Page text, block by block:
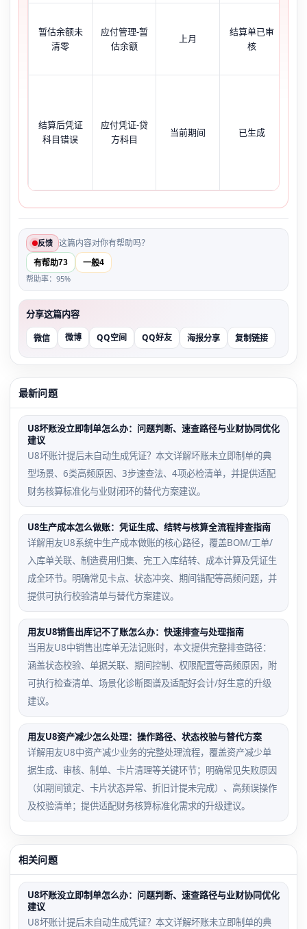
暂估余额未
清零
应付管理-暂
估余额
上月
结算单已审
核
结算后凭证
科目错误
应付凭证-贷
方科目
当前期间 已生成
反馈 这篇内容对你有帮助吗？
有帮助73 一般4
帮助率：95%
分享这篇内容
微信 微博 QQ空间 QQ好友 海报分享 复制链接
最新问题
U8坏账没立即制单怎么办：问题判断、速查路径与业财协同优化
建议
U8坏账计提后未自动生成凭证？本文详解坏账未立即制单的典
型场景、6类高频原因、3步速查法、4项必检清单，并提供适配
财务核算标准化与业财闭环的替代方案建议。
U8生产成本怎么做账：凭证生成、结转与核算全流程排查指南
详解用友U8系统中生产成本做账的核心路径，覆盖BOM/工单/
入库单关联、制造费用归集、完工入库结转、成本计算及凭证生
成全环节。明确常见卡点、状态冲突、期间错配等高频问题，并
提供可执行校验清单与替代方案建议。
用友U8销售出库记不了账怎么办：快速排查与处理指南
当用友U8中销售出库单无法记账时，本文提供完整排查路径：
涵盖状态校验、单据关联、期间控制、权限配置等高频原因，附
可执行检查清单、场景化诊断图谱及适配好会计/好生意的升级
建议。
用友U8资产减少怎么处理：操作路径、状态校验与替代方案
详解用友U8中资产减少业务的完整处理流程，覆盖资产减少单
据生成、审核、制单、卡片清理等关键环节；明确常见失败原因
（如期间锁定、卡片状态异常、折旧计提未完成）、高频误操作
及校验清单；提供适配财务核算标准化需求的升级建议。
相关问题
U8坏账没立即制单怎么办：问题判断、速查路径与业财协同优化
建议
U8坏账计提后未自动生成凭证？本文详解坏账未立即制单的典